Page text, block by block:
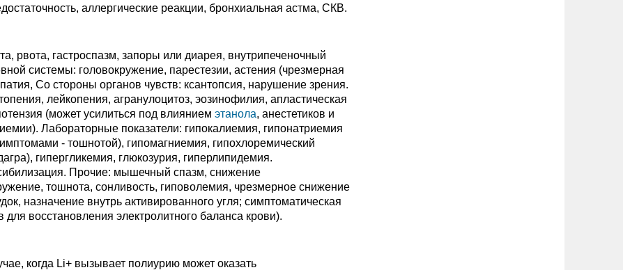
аллергические реакции, бронхиальная астма, СКВ.
рвота, гастроспазм, запоры или диарея, внутрипеченочный
системы: головокружение, парестезии, астения (чрезмерная
Со стороны органов чувств: ксантопсия, нарушение зрения.
лейкопения, агранулоцитоз, эозинофилия, апластическая
(может усилиться под влиянием этанола, анестетиков и
Лабораторные показатели: гипокалиемия, гипонатриемия
- тошнотой), гипомагниемия, гипохлоремический
гипергликемия, глюкозурия, гиперлипидемия.
Прочие: мышечный спазм, снижение
тошнота, сонливость, гиповолемия, чрезмерное снижение
назначение внутрь активированного угля; симптоматическая
восстановления электролитного баланса крови).
когда Li+ вызывает полиурию может оказать